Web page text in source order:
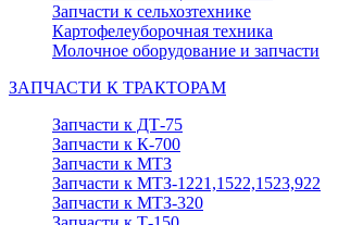
Запчасти к сельхозтехнике
Картофелеуборочная техника
Молочное оборудование и запчасти
ЗАПЧАСТИ К ТРАКТОРАМ
Запчасти к ДТ-75
Запчасти к К-700
Запчасти к МТЗ
Запчасти к МТЗ-1221,1522,1523,922
Запчасти к МТЗ-320